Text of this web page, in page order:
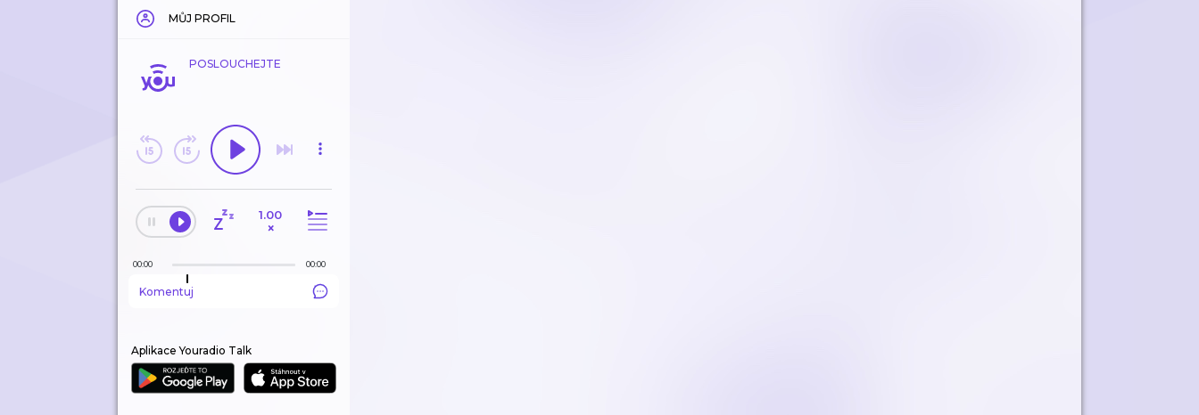
MŮJ PROFIL
POSLOUCHEJTE
1.00
×
00:00 00:00
Komentuj
Aplikace Youradio Talk